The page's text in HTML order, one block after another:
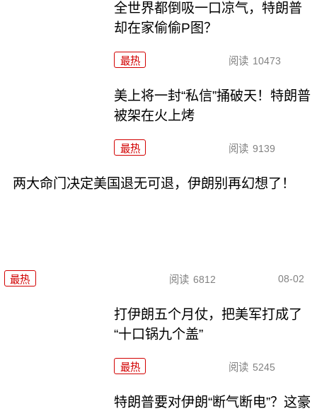
全世界都倒吸一口凉气，特朗普
却在家偷偷P图？
最热 阅读 10473
美上将一封“私信”捅破天！特朗普
被架在火上烤
最热 阅读 9139
两大命门决定美国退无可退，伊朗别再幻想了！
最热 阅读 6812 08-02
打伊朗五个月仗，把美军打成了
“十口锅九个盖”
最热 阅读 5245
特朗普要对伊朗“断气断电”？这豪